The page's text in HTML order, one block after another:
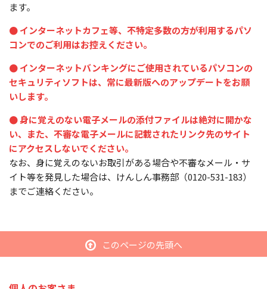
ます。
● インターネットカフェ等、不特定多数の方が利用するパソ
コンでのご利用はお控えください。
● インターネットバンキングにご使用されているパソコンの
セキュリティソフトは、常に最新版へのアップデートをお願
いします。
● 身に覚えのない電子メールの添付ファイルは絶対に開かな
い、また、不審な電子メールに記載されたリンク先のサイト
にアクセスしないでください。
なお、身に覚えのないお取引がある場合や不審なメール・サ
イト等を発見した場合は、けんしん事務部（0120-531-183）
までご連絡ください。
このページの先頭へ